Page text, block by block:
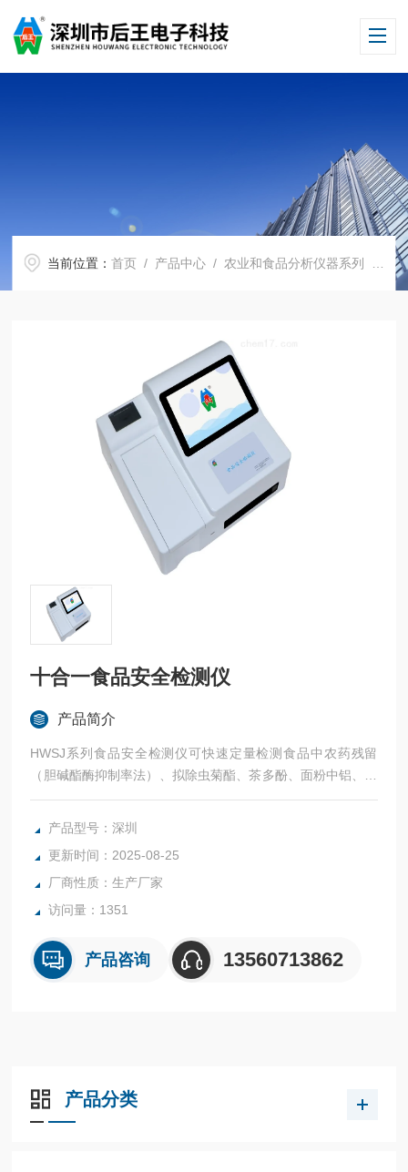
当前位置：首页 / 产品中心 / 农业和食品分析仪器系列 食
十合一食品安全检测仪
产品简介
HWSJ系列食品安全检测仪可快速定量检测食品中农药残留
（胆碱酯酶抑制率法）、拟除虫菊酯、茶多酚、面粉中铝、食
用合成色素——胭脂红、苋菜红、日落黄、肉类新鲜度、甲
醛、吊白块、二氧化硫、亚硝酸盐、硝酸盐、酱油氨基酸态
苯甲酰、过氧化值和重金属铅等。用户可根据自己的实际需
求，从中任意选择10个项目组成10合1食品安全检测仪。
产品型号：深圳
更新时间：2025-08-25
厂商性质：生产厂家
访问量：1351
产品咨询 13560713862
产品分类